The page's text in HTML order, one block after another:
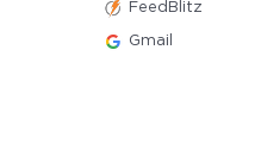
FeedBlitz
Gmail